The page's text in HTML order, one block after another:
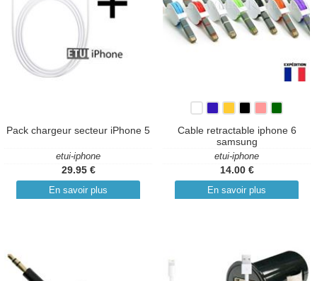
Pack chargeur secteur iPhone 5
etui-iphone
29.95 €
En savoir plus
Cable retractable iphone 6
samsung
etui-iphone
14.00 €
En savoir plus